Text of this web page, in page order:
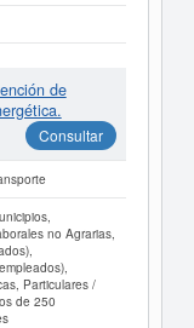
de
Consultar
no Agrarias,
Particulares /
de 250